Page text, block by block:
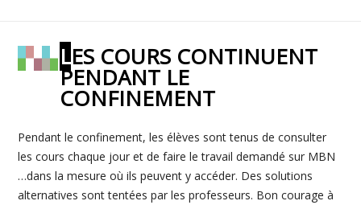
LES COURS CONTINUENT
PENDANT LE
CONFINEMENT
Pendant le confinement, les élèves sont tenus de consulter
les cours chaque jour et de faire le travail demandé sur MBN
…dans la mesure où ils peuvent y accéder. Des solutions
alternatives sont tentées par les professeurs. Bon courage à